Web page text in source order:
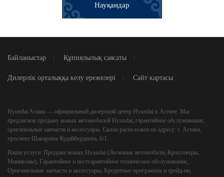
Науқандар
Байланыстар Құпиялылық саясаты
Дилерлік орталыққа келу ережелері Сайт картасы
Hyundai Astana — официальный дилерский центр Hyundai в Астане. Мы
предлагаем продажу новых автомобилей Hyundai, гарантийное обслуживание,
оригинальные запчасти и аксессуары. Салон расположен по адресу: г. Астана,
проспект Шакарима Кудайбердиева, 6/1.
Наши услуги: Продажа новых Hyundai (Легковые автомобили, Кроссоверы,
Минивэны), Гарантийное и постгарантийное техническое обслуживание,
Оригинальные запчасти и аксессуары, Кредитные программы и трейд‑ин,